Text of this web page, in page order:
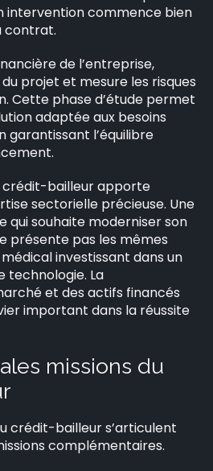
intervention commence bien
contrat.
de l’entreprise,
projet et mesure les risques
Cette phase d’étude permet
adaptée aux besoins
garantissant l’équilibre
crédit-bailleur apporte
sectorielle précieuse. Une
qui souhaite moderniser son
présente pas les mêmes
investissant dans un
technologie. La
et des actifs financés
important dans la réussite
missions du
crédit-bailleur s’articulent
complémentaires.